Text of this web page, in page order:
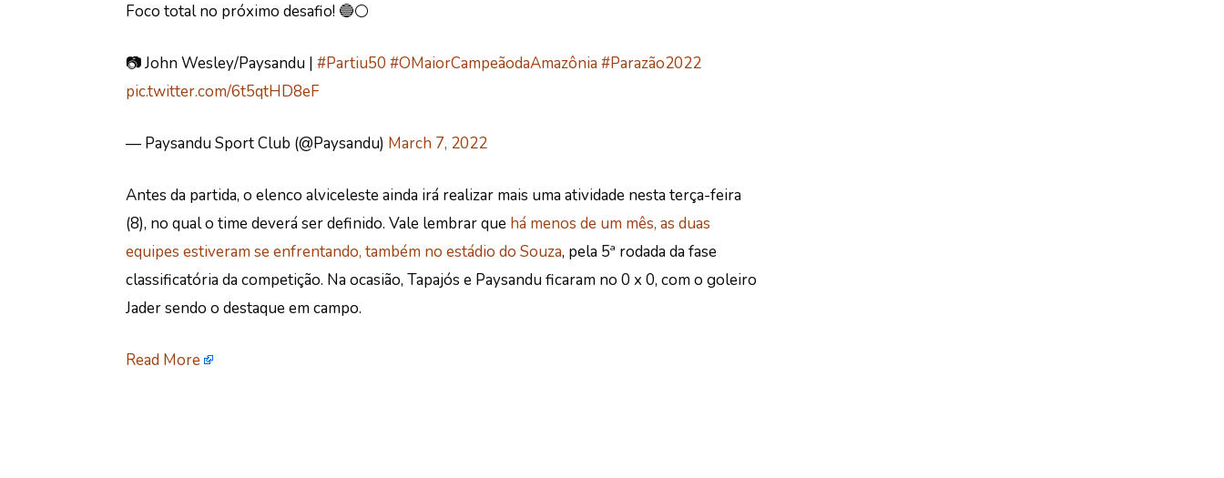
Foco total no próximo desafio! 🔵⚪️
📷 John Wesley/Paysandu | #Partiu50 #OMaiorCampeãodaAmazônia #Parazão2022
pic.twitter.com/6t5qtHD8eF
— Paysandu Sport Club (@Paysandu) March 7, 2022
Antes da partida, o elenco alviceleste ainda irá realizar mais uma atividade nesta terça-feira
(8), no qual o time deverá ser definido. Vale lembrar que há menos de um mês, as duas
equipes estiveram se enfrentando, também no estádio do Souza, pela 5ª rodada da fase
classificatória da competição. Na ocasião, Tapajós e Paysandu ficaram no 0 x 0, com o goleiro
Jader sendo o destaque em campo.
Read More